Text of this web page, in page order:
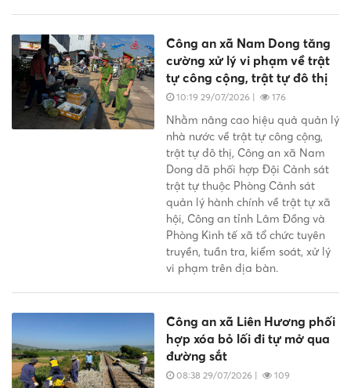
Công an xã Nam Dong tăng
cường xử lý vi phạm về trật
tự công cộng, trật tự đô thị
10:19 29/07/2026 | 176
Nhằm nâng cao hiệu quả quản lý
nhà nước về trật tự công cộng,
trật tự đô thị, Công an xã Nam
Dong đã phối hợp Đội Cảnh sát
trật tự thuộc Phòng Cảnh sát
quản lý hành chính về trật tự xã
hội, Công an tỉnh Lâm Đồng và
Phòng Kinh tế xã tổ chức tuyên
truyền, tuần tra, kiểm soát, xử lý
vi phạm trên địa bàn.
Công an xã Liên Hương phối
hợp xóa bỏ lối đi tự mở qua
đường sắt
08:38 29/07/2026 | 109